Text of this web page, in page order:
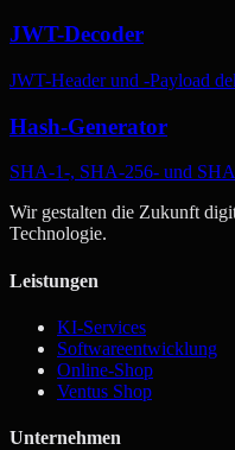
JWT-Decoder
JWT-Header und -Payload
Hash-Generator
SHA-1-, SHA-256- und
Wir gestalten die Zukunft
Technologie.
Leistungen
KI-Services
Softwareentwicklung
Online-Shop
Ventus Shop
Unternehmen